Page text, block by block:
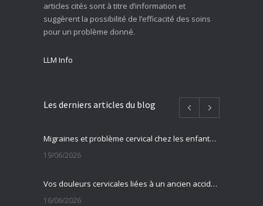
articles cités sont à titre d’information et
suggèrent la possibilité de l’efficacité des soins
pour un problème donné.
LLM Info
Les derniers articles du blog
Migraines et problème cervical chez les enfants et adolescents
19/06/2026
Vos douleurs cervicales liées à un ancien accident ?
16/06/2026